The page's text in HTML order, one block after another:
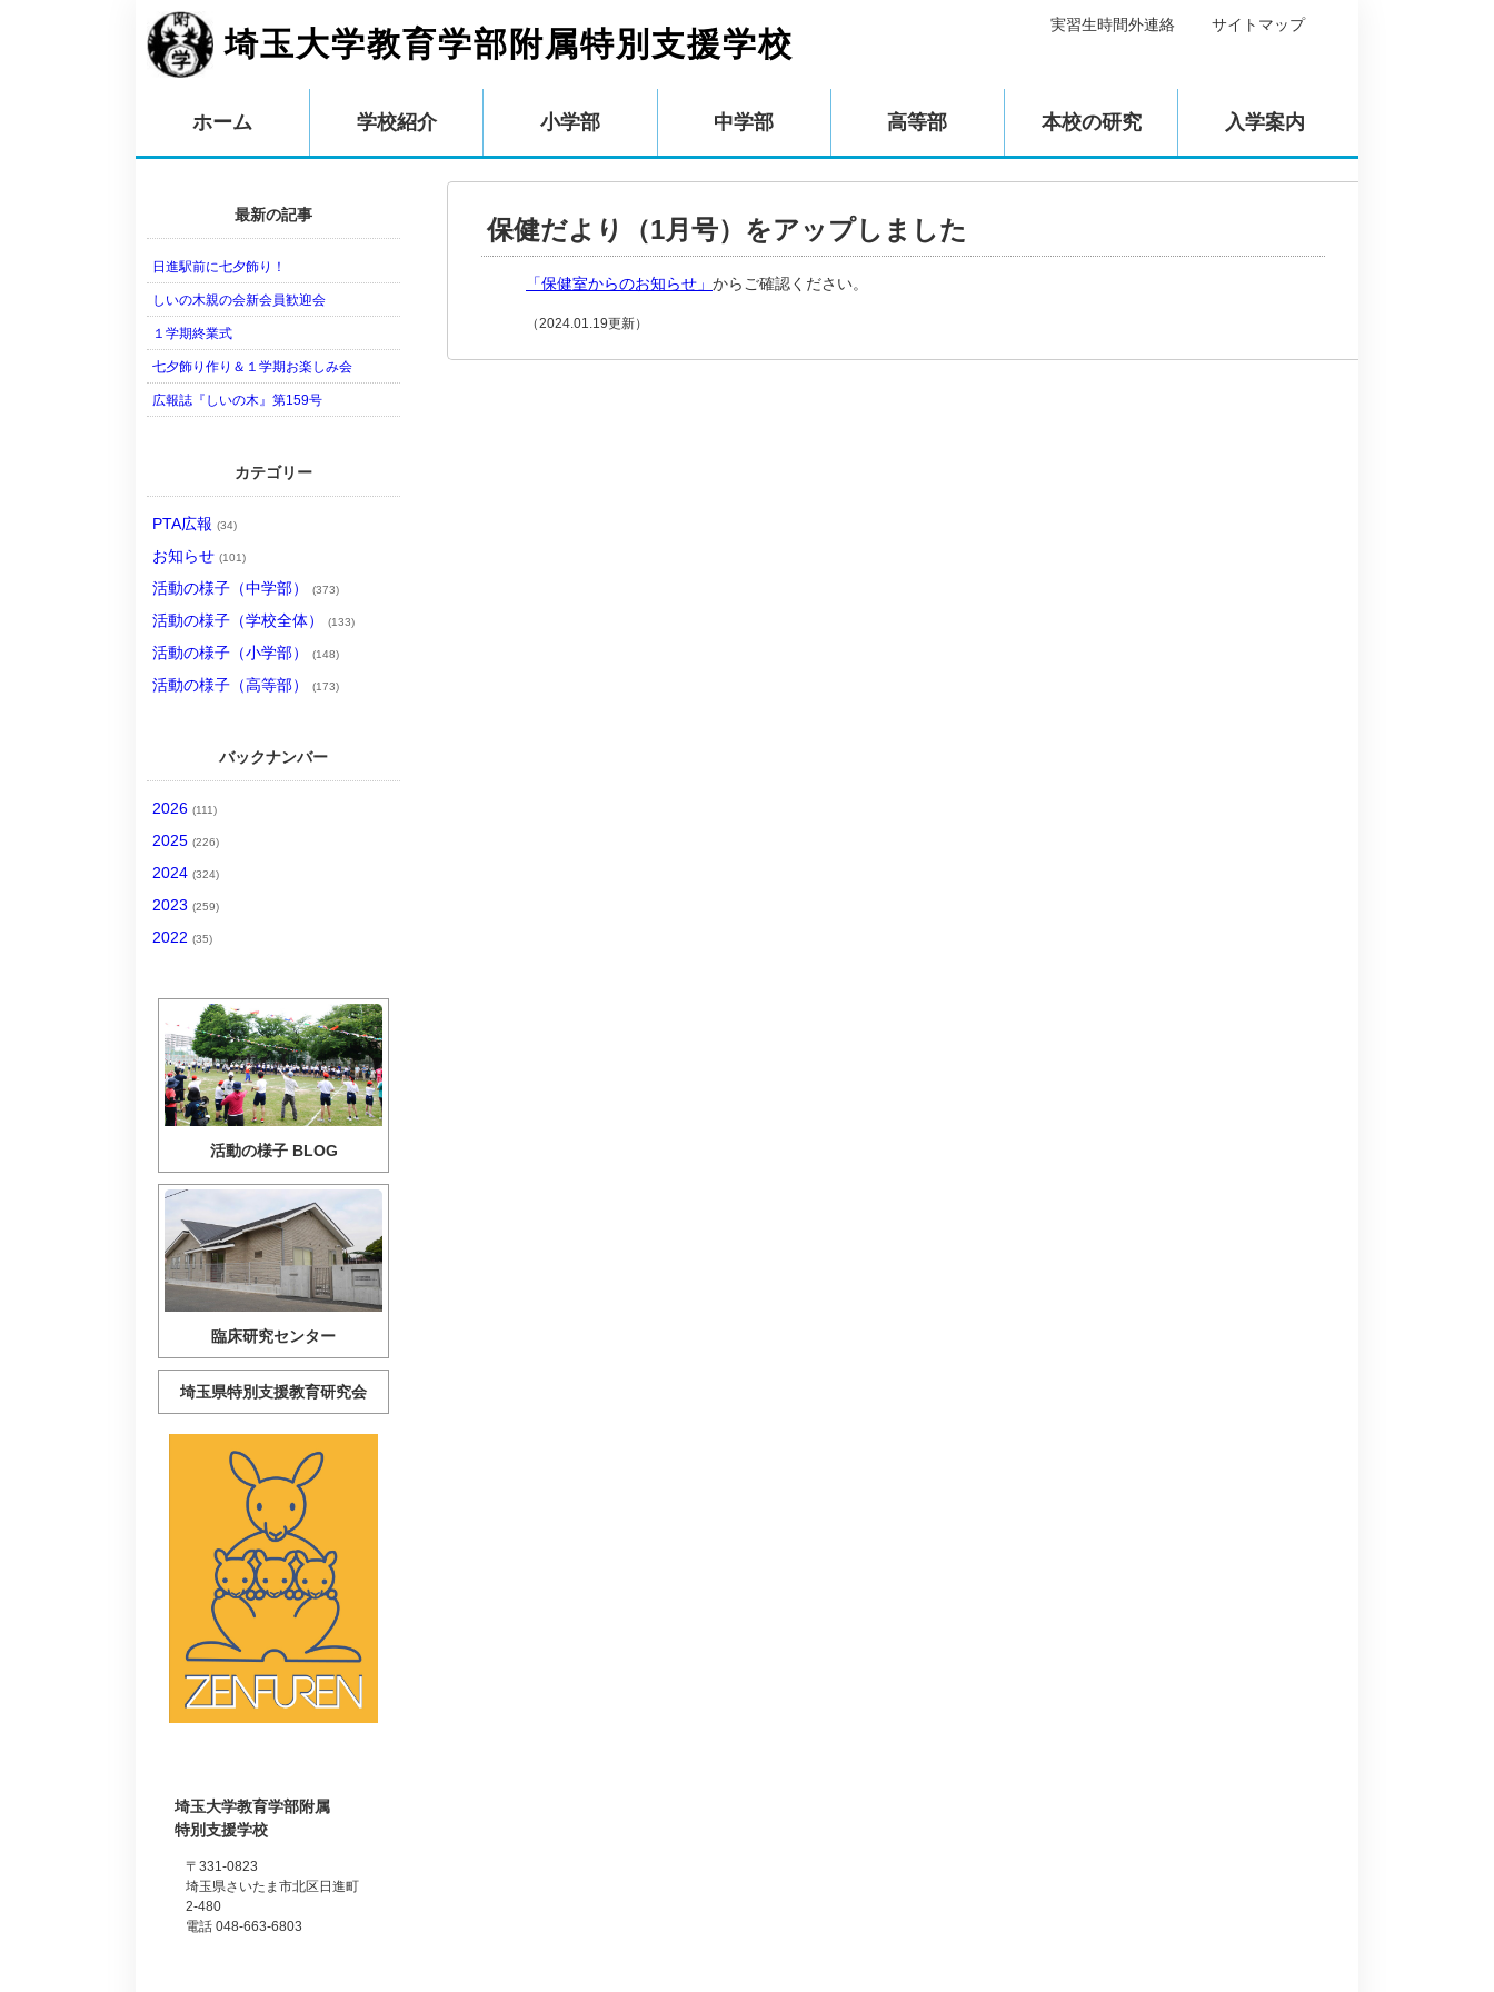
埼玉大学教育学部附属特別支援学校
実習生時間外連絡 サイトマップ
ホーム 学校紹介 小学部 中学部 高等部 本校の研究 入学案内
保健だより（1月号）をアップしました
「保健室からのお知らせ」 からご確認ください。
（2024.01.19更新）
最新の記事
日進駅前に七夕飾り！
しいの木親の会新会員歓迎会
１学期終業式
七夕飾り作り＆１学期お楽しみ会
広報誌『しいの木』第159号
カテゴリー
PTA広報 (34)
お知らせ (101)
活動の様子（中学部） (373)
活動の様子（学校全体） (133)
活動の様子（小学部） (148)
活動の様子（高等部） (173)
バックナンバー
2026 (111)
2025 (226)
2024 (324)
2023 (259)
2022 (35)
活動の様子 BLOG
臨床研究センター
埼玉県特別支援教育研究会
埼玉大学教育学部附属
特別支援学校
〒331-0823
埼玉県さいたま市北区日進町
2-480
電話 048-663-6803